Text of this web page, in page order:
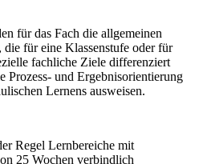
für das Fach die allgemeinen
für eine Klassenstufe oder für
fachliche Ziele differenziert
Prozess- und Ergebnisorientierung
Lernens ausweisen.
Regel Lernbereiche mit
25 Wochen verbindlich